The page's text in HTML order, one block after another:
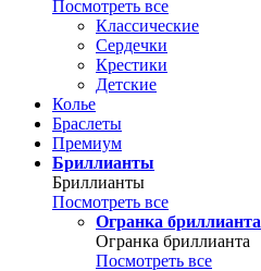
Посмотреть все
Классические
Сердечки
Крестики
Детские
Колье
Браслеты
Премиум
Бриллианты
Бриллианты
Посмотреть все
Огранка бриллианта
Огранка бриллианта
Посмотреть все